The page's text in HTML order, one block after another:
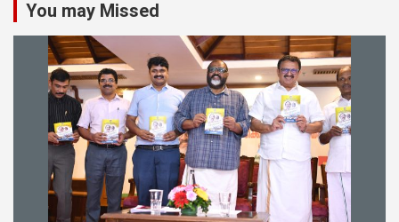
You may Missed